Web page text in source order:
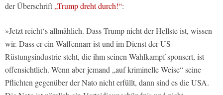
der Überschrift „Trump dreht durch!“:
»Jetzt reicht‘s allmählich. Dass Trump nicht der Hellste ist, wissen
wir. Dass er ein Waffennarr ist und im Dienst der US-
Rüstungsindustrie steht, die ihm seinen Wahlkampf sponsert, ist
offensichtlich. Wenn aber jemand „auf kriminelle Weise“ seine
Pflichten gegenüber der Nato nicht erfüllt, dann sind es die USA.